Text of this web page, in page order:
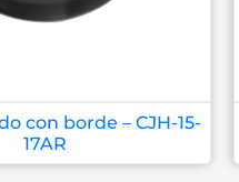
con borde – CJH-15-
17AR